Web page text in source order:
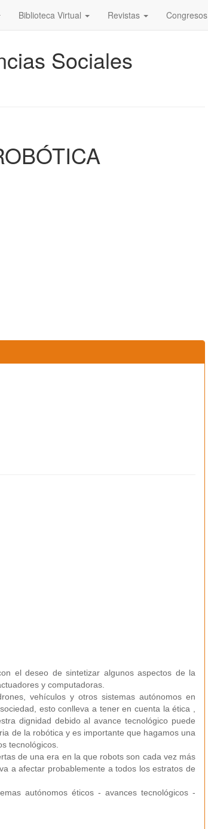
Biblioteca Virtual Revistas Congresos
Sociales
el deseo de sintetizar algunos aspectos de la
y computadoras.
vehículos y otros sistemas autónomos en
esto conlleva a tener en cuenta la ética ,
dignidad debido al avance tecnológico puede
de la robótica y es importante que hagamos una
tecnológicos.
de una era en la que robots son cada vez más
a afectar probablemente a todos los estratos de
autónomos éticos - avances tecnológicos -